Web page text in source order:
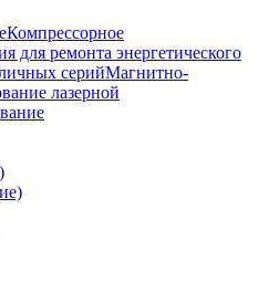
Компрессорное
для ремонта энергетического
серийМагнитно-
лазерной